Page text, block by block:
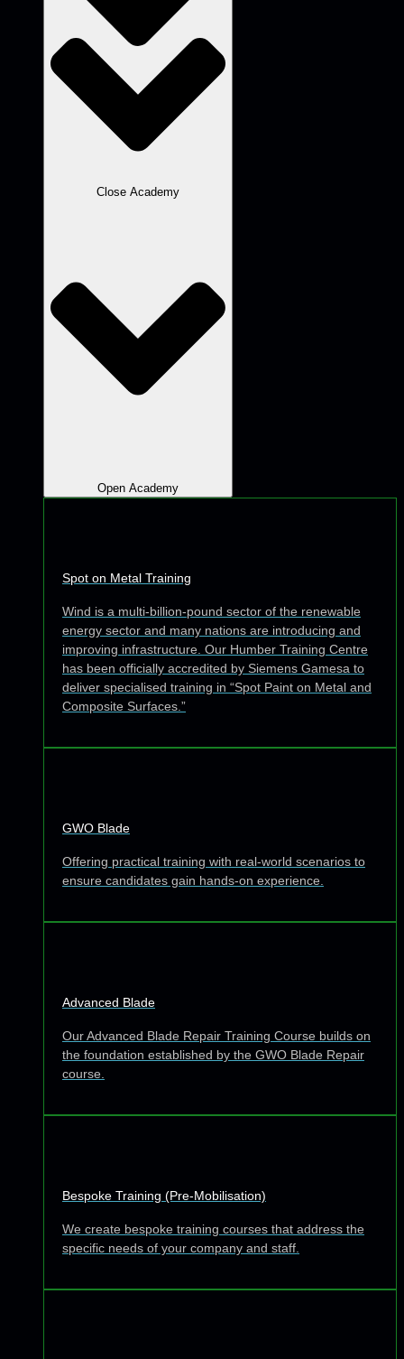
Close Academy
Open Academy
Spot on Metal Training
Wind is a multi-billion-pound sector of the renewable
energy sector and many nations are introducing and
improving infrastructure. Our Humber Training Centre
has been officially accredited by Siemens Gamesa to
deliver specialised training in “Spot Paint on Metal and
Composite Surfaces.”
GWO Blade
Offering practical training with real-world scenarios to
ensure candidates gain hands-on experience.
Advanced Blade
Our Advanced Blade Repair Training Course builds on
the foundation established by the GWO Blade Repair
course.
Bespoke Training (Pre-Mobilisation)
We create bespoke training courses that address the
specific needs of your company and staff.